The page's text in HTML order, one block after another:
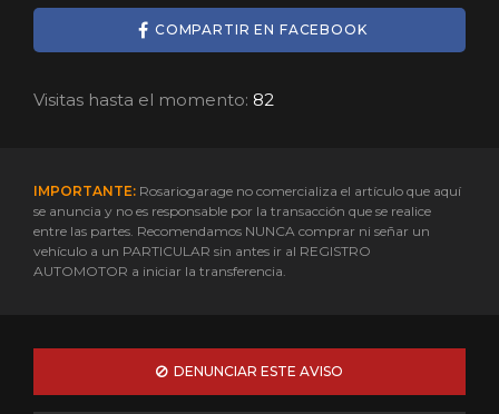
COMPARTIR EN FACEBOOK
Visitas hasta el momento: 82
IMPORTANTE: Rosariogarage no comercializa el artículo que aquí
se anuncia y no es responsable por la transacción que se realice
entre las partes. Recomendamos NUNCA comprar ni señar un
vehículo a un PARTICULAR sin antes ir al REGISTRO
AUTOMOTOR a iniciar la transferencia.
DENUNCIAR ESTE AVISO